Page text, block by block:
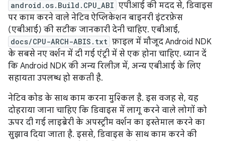
android.os.Build.CPU_ABI एपीआई की मदद से, डिवाइस
पर काम करने वाले नेटिव ऐप्लिकेशन बाइनरी इंटरफ़ेस
(एबीआई) की सटीक जानकारी देनी चाहिए. एबीआई,
docs/CPU-ARCH-ABIS.txt फ़ाइल में मौजूद Android NDK
के सबसे नए वर्शन में दी गई एंट्री में से एक होना चाहिए. ध्यान दें
कि Android NDK की अन्य रिलीज़ में, अन्य एबीआई के लिए
सहायता उपलब्ध हो सकती है.
नेटिव कोड के साथ काम करना मुश्किल है. इस वजह से, यह
दोहराया जाना चाहिए कि डिवाइस में लागू करने वाले लोगों को
ऊपर दी गई लाइब्रेरी के अपस्ट्रीम वर्शन का इस्तेमाल करने का
सुझाव दिया जाता है. इससे, डिवाइस के साथ काम करने की